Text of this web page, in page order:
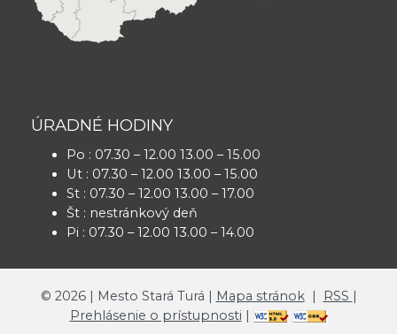
ÚRADNÉ HODINY
Po : 07.30 – 12.00 13.00 – 15.00
Ut : 07.30 – 12.00 13.00 – 15.00
St : 07.30 – 12.00 13.00 – 17.00
Št : nestránkový deň
Pi : 07.30 – 12.00 13.00 – 14.00
© 2026| Mesto Stará Turá | Mapa stránok| RSS |
Prehlásenie o prístupnosti |